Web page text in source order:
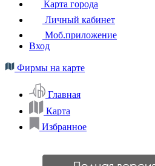
Карта города
Личный кабинет
Моб.приложение
Вход
Фирмы на карте
Главная
Карта
Избранное